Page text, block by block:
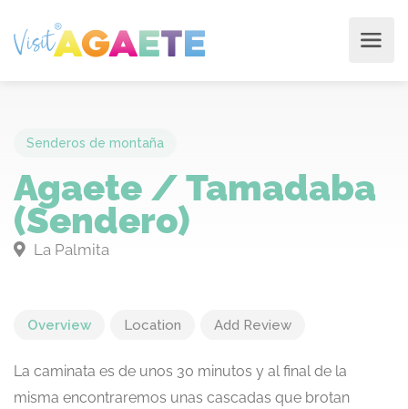
Senderos de montaña
Agaete / Tamadaba
(Sendero)
La Palmita
Overview Location Add Review
La caminata es de unos 30 minutos y al final de la
misma encontraremos unas cascadas que brotan